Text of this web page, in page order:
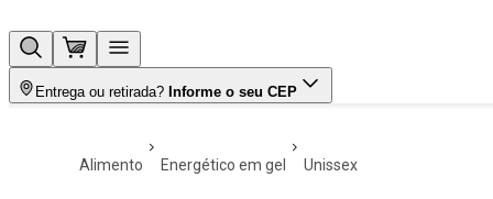
Entrega ou retirada? Informe o seu CEP
alimento energético em gel unissex